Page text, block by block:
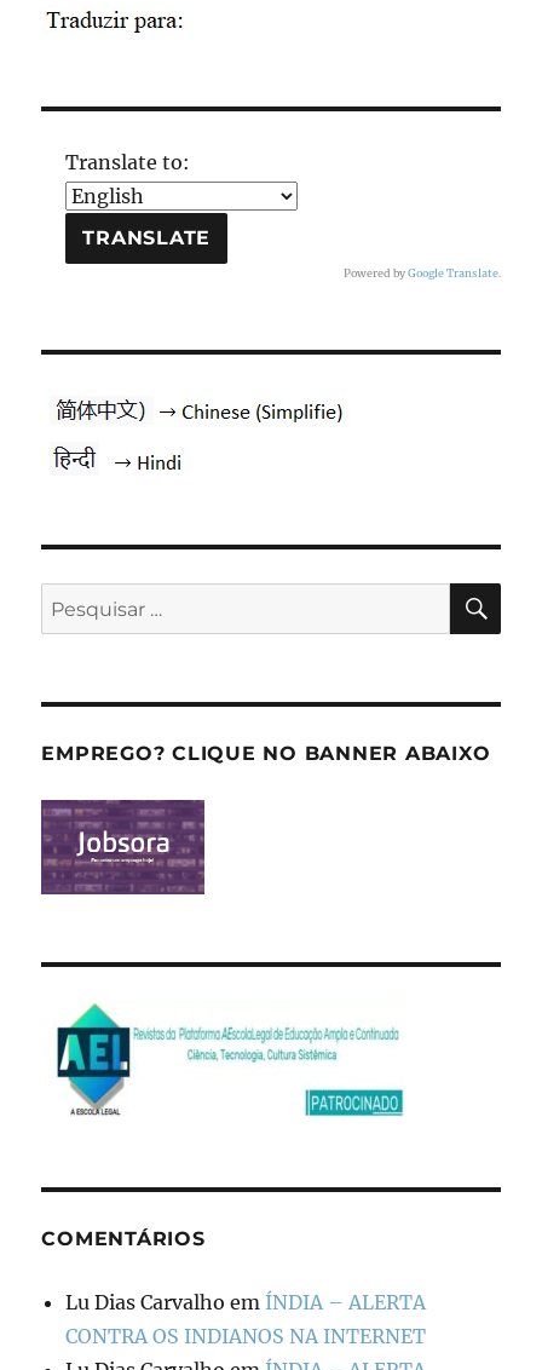
Translate to:
Powered byGoogle Translate.
Pesquisar
por:
EMPREGO? CLIQUE NO BANNER ABAIXO
COMENTÁRIOS
Lu Dias Carvalho em ÍNDIA – ALERTA
CONTRA OS INDIANOS NA INTERNET